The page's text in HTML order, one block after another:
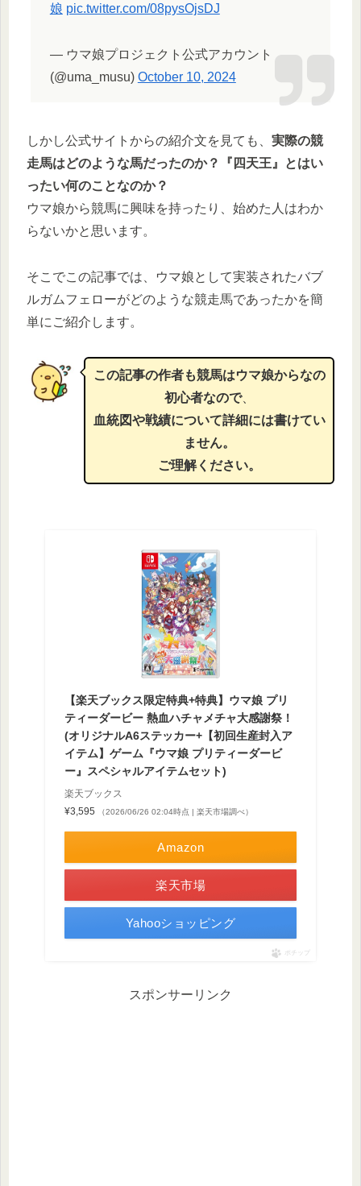
娘 pic.twitter.com/08pysOjsDJ
— ウマ娘プロジェクト公式アカウント
(@uma_musu) October 10, 2024
しかし公式サイトからの紹介文を見ても、 実際の競
走馬はどのような馬だったのか？『四天王』とはい
ったい何のことなのか？
ウマ娘から競馬に興味を持ったり、始めた人はわか
らないかと思います。
そこでこの記事では、ウマ娘として実装されたバブ
ルガムフェローがどのような競走馬であったかを簡
単にご紹介します。
この記事の作者も競馬はウマ娘からなの
初心者なので、
血統図や戦績について詳細には書けてい
ません。
ご理解ください。
【楽天ブックス限定特典+特典】ウマ娘 プリ
ティーダービー 熱血ハチャメチャ大感謝祭！
(オリジナルA6ステッカー+【初回生産封入ア
イテム】ゲーム『ウマ娘 プリティーダービ
ー』スペシャルアイテムセット)
楽天ブックス
¥3,595
（2026/06/26 02:04時点 | 楽天市場調べ）
Amazon
楽天市場
Yahooショッピング
ポチップ
スポンサーリンク